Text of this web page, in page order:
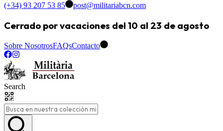
(+34) 93 207 53 85 post@militariabcn.com
Cerrado por vacaciones del 10 al 23 de agosto
Sobre NosotrosFAQsContacto
Search